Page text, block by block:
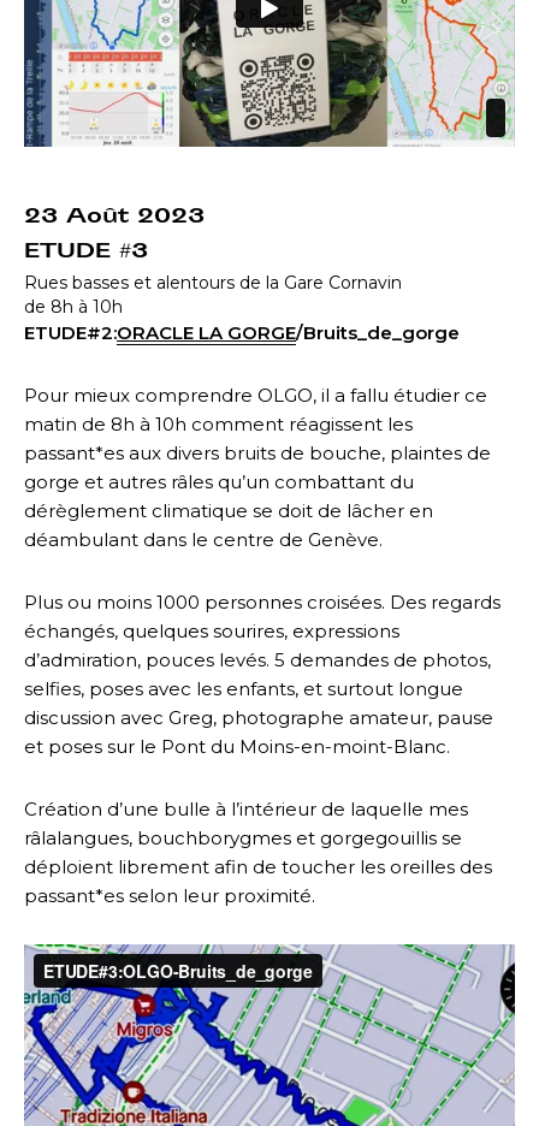
23 Août 2023
ETUDE #3
Rues basses et alentours de la Gare Cornavin
de 8h à 10h
ETUDE#2:ORACLE LA GORGE/Bruits_de_gorge
Pour mieux comprendre OLGO, il a fallu étudier ce
matin de 8h à 10h comment réagissent les
passant*es aux divers bruits de bouche, plaintes de
gorge et autres râles qu’un combattant du
dérèglement climatique se doit de lâcher en
déambulant dans le centre de Genève.
Plus ou moins 1000 personnes croisées. Des regards
échangés, quelques sourires, expressions
d’admiration, pouces levés. 5 demandes de photos,
selfies, poses avec les enfants, et surtout longue
discussion avec Greg, photographe amateur, pause
et poses sur le Pont du Moins-en-moint-Blanc.
Création d’une bulle à l’intérieur de laquelle mes
râlalangues, bouchborygmes et gorgegouillis se
déploient librement afin de toucher les oreilles des
passant*es selon leur proximité.